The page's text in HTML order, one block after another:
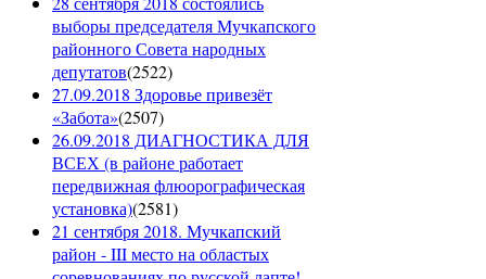
выборы председателя Мучкапского
районного Совета народных
депутатов(2522)
27.09.2018 Здоровье привезёт
«Забота»(2507)
26.09.2018 ДИАГНОСТИКА ДЛЯ
ВСЕХ (в районе работает
передвижная флюорографическая
установка)(2581)
21 сентября 2018. Мучкапский
район - III место на областых